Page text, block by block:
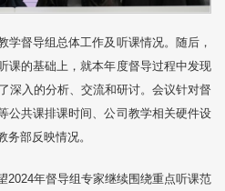
学督导组总体工作及听课情况。随后，
课的基础上，就本年度督导过程中发现
深入的分析、交流和研讨。会议针对督
公共课排课时间、公司教学相关硬件设
部反映情况。
2024年督导组专家继续围绕重点听课范